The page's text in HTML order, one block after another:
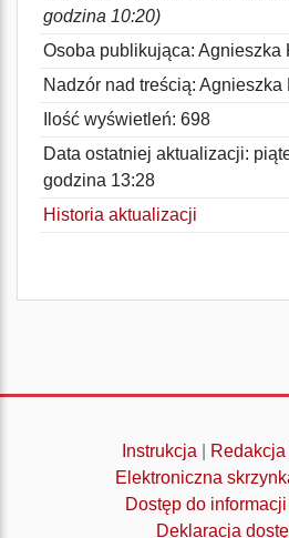
godzina 10:20)
Osoba publikująca: Agnieszka
Nadzór nad treścią: Agnieszka
Ilość wyświetleń: 698
Data ostatniej aktualizacji:
godzina 13:28
Historia aktualizacji
Instrukcja Redakcja
Elektroniczna
Dostęp do
Deklaracja